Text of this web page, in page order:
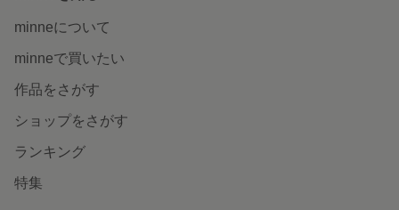
minneについて
minneで買いたい
作品をさがす
ショップをさがす
ランキング
特集